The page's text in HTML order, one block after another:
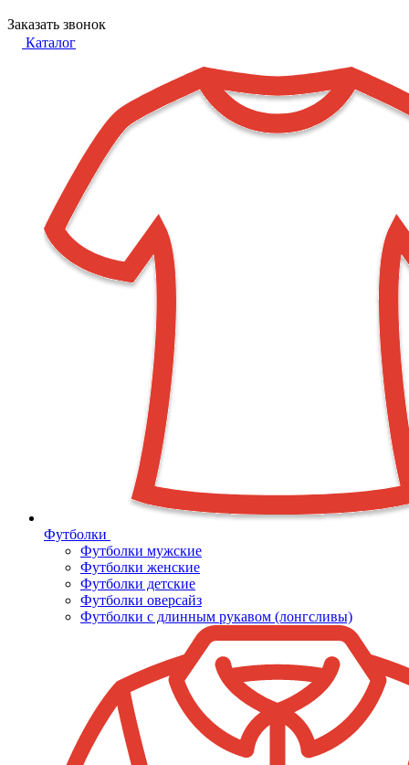
Заказать звонок
Каталог
Футболки
Футболки мужские
Футболки женские
Футболки детские
Футболки оверсайз
Футболки с длинным рукавом (лонгсливы)